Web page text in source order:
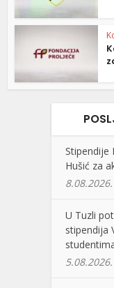
Stipendije
Hušić za
8.08.2026.
U Tuzli
stipendija
5.08.2026.